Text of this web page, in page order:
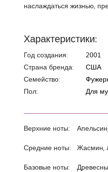
наслаждаться жизнью,
Характеристики:
Год создания:
2001
Страна бренда:
США
Семейство:
Пол:
Для
Верхние ноты:
Средние ноты: Жасмин,
Базовые ноты: